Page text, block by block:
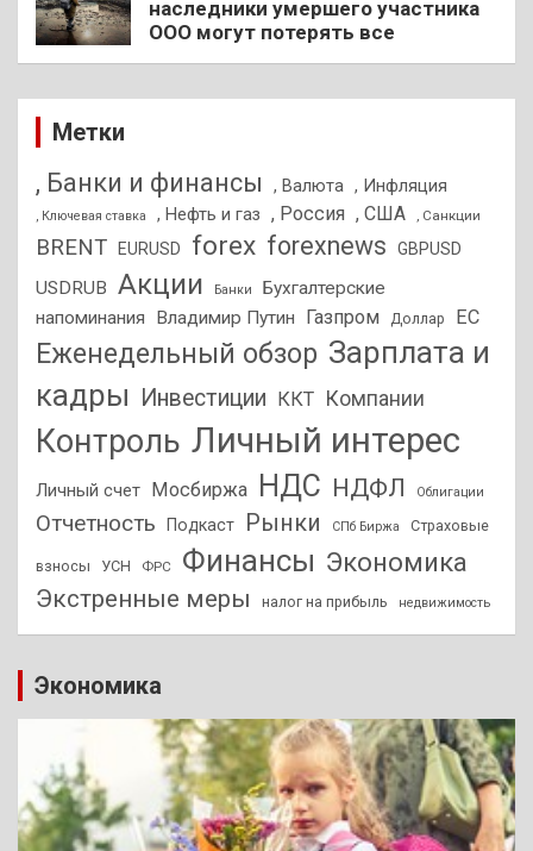
наследники умершего участника
ООО могут потерять все
Метки
, Банки и финансы , Валюта , Инфляция
, Ключевая ставка , Нефть и газ , Россия , США , Санкции
BRENT EURUSD forex forexnews GBPUSD
USDRUB Акции Банки
Бухгалтерские
напоминания
Владимир Путин Газпром Доллар ЕС
Еженедельный обзор Зарплата и
кадры
Инвестиции ККТ Компании
Контроль Личный интерес
Личный счет Мосбиржа НДС НДФЛ Облигации
Отчетность Подкаст Рынки СПб Биржа Страховые
взносы УСН ФРС Финансы Экономика
Экстренные меры налог на прибыль недвижимость
Экономика